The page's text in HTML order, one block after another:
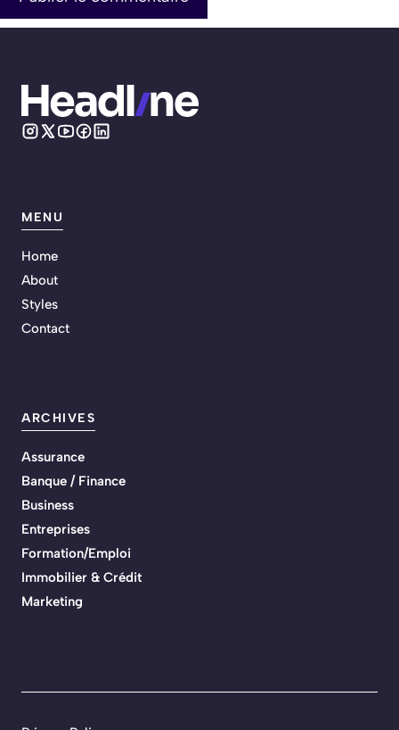
MENU
Home
About
Styles
Contact
ARCHIVES
Assurance
Banque / Finance
Business
Entreprises
Formation/Emploi
Immobilier & Crédit
Marketing